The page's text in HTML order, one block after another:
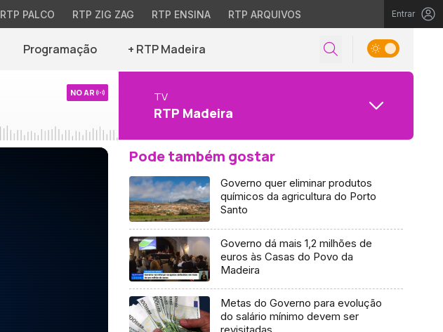
RTP PALCO RTP ZIG ZAG RTP ENSINA RTP ARQUIVOS Entrar
Programação + RTP Madeira
NO AR TV
RTP Madeira
Pode também gostar
Governo quer eliminar produtos
químicos da agricultura do Porto
Santo
Governo dá mais 1,2 milhões de
euros às Casas do Povo da
Madeira
Metas do Governo para evolução
do salário mínimo devem ser